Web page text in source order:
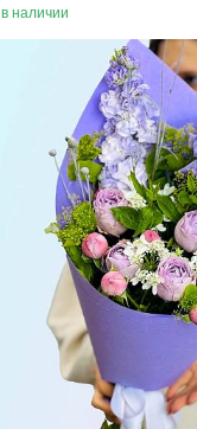
в наличии